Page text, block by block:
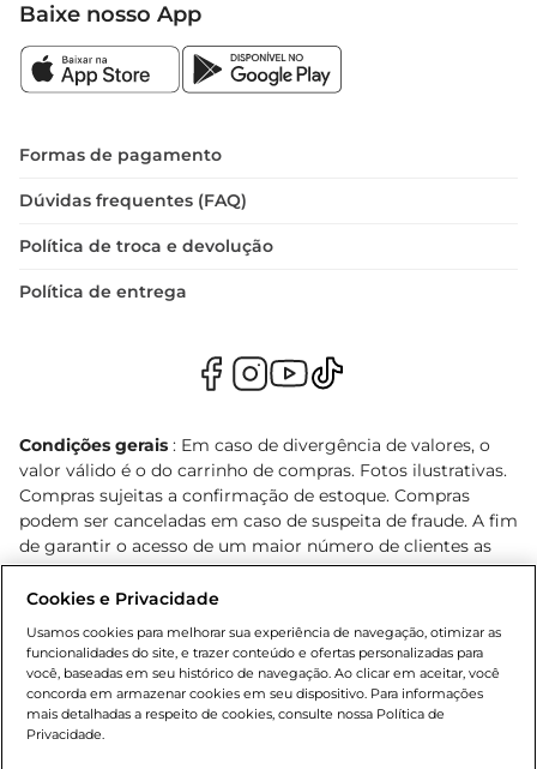
Baixe nosso App
Formas de pagamento
Dúvidas frequentes (FAQ)
Política de troca e devolução
Política de entrega
Condições gerais : Em caso de divergência de valores, o
valor válido é o do carrinho de compras. Fotos ilustrativas.
Compras sujeitas a confirmação de estoque. Compras
podem ser canceladas em caso de suspeita de fraude. A fim
de garantir o acesso de um maior número de clientes as
nossas promoções, a compra de produtos com preços
promocionais poderá ter sua quantidade limitada por
cliente. Os preços, ofertas e condições são exclusivos para
o e-commerce e válidos durante o dia de hoje, podendo
sofrer alterações sem prévia notificação. Proibida a venda
de bebidas alcoólicas para menores de 18 anos, conforme
Lei n.º 8069/90, art. 81, inciso II (Estatuto da Criança e do
Cookies e Privacidade
Usamos cookies para melhorar sua experiência de navegação, otimizar as
funcionalidades do site, e trazer conteúdo e ofertas personalizadas para
você, baseadas em seu histórico de navegação. Ao clicar em aceitar, você
concorda em armazenar cookies em seu dispositivo. Para informações
mais detalhadas a respeito de cookies, consulte nossa Política de
Privacidade.